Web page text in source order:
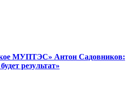
МУПТЭС» Антон Садовников:
результат»